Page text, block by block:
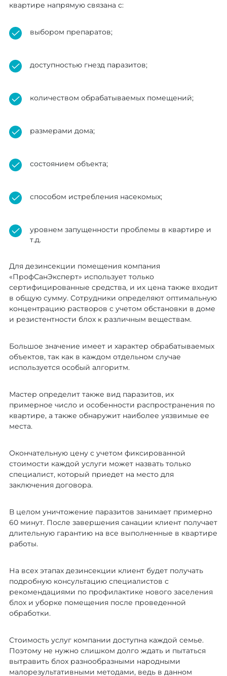
квартире напрямую связана с:
выбором препаратов;
доступностью гнезд паразитов;
количеством обрабатываемых помещений;
размерами дома;
состоянием объекта;
способом истребления насекомых;
уровнем запущенности проблемы в квартире и
т.д.
Для дезинсекции помещения компания
«ПрофСанЭксперт» использует только
сертифицированные средства, и их цена также входит
в общую сумму. Сотрудники определяют оптимальную
концентрацию растворов с учетом обстановки в доме
и резистентности блох к различным веществам.
Большое значение имеет и характер обрабатываемых
объектов, так как в каждом отдельном случае
используется особый алгоритм.
Мастер определит также вид паразитов, их
примерное число и особенности распространения по
квартире, а также обнаружит наиболее уязвимые ее
места.
Окончательную цену с учетом фиксированной
стоимости каждой услуги может назвать только
специалист, который приедет на место для
заключения договора.
В целом уничтожение паразитов занимает примерно
60 минут. После завершения санации клиент получает
длительную гарантию на все выполненные в квартире
работы.
На всех этапах дезинсекции клиент будет получать
подробную консультацию специалистов с
рекомендациями по профилактике нового заселения
блох и уборке помещения после проведенной
обработки.
Стоимость услуг компании доступна каждой семье.
Поэтому не нужно слишком долго ждать и пытаться
вытравить блох разнообразными народными
малорезультативными методами, ведь в данном